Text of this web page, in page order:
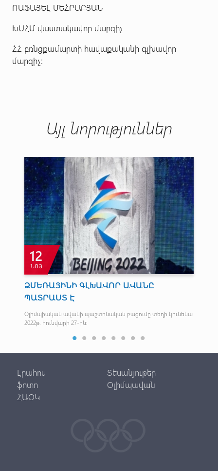
ՌԱՖԱՅԵԼ ՄԵՀՐԱԲՅԱՆ
ԽՍՀՄ վաստակավոր մարզիչ
ՀՀ բռնցքամարտի հավաքականի գլխավոր
մարզիչ։
Այլ նորություններ
12
ՆՈՅ
ՁՄԵՌԱՅԻՆԻ ԳԼԽԱՎՈՐ ԱՎԱՆԸ
ՊԱՏՐԱՍՏ Է
Օլիմպիական ավանի պաշտոնական բացումը տեղի կունենա
2022թ. հունվարի 27-ին։
Լրահոս
Տեսանյութեր
ֆոտո
Օլիմպավան
ՀԱՕԿ